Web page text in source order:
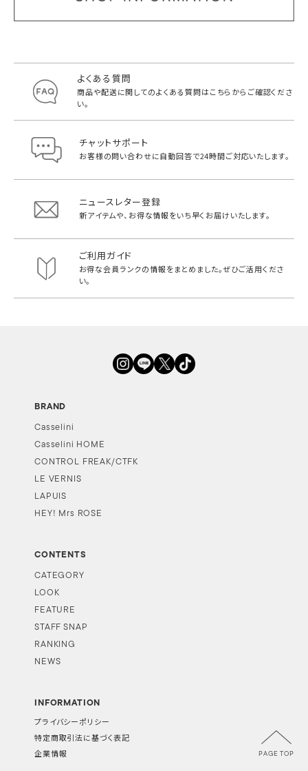
よくある質問
商品や配送に関してのよくある質問はこちらからご確認くださ
い。
チャットサポート
お客様の問い合わせに自動回答で24時間ご対応いたします。
ニュースレター登録
新アイテムや、お得な情報をいち早く お届けいたします。
ご利用ガイド
お得な会員ランクの情報をまとめました。ぜひご活用くださ
い。
BRAND
Casselini
Casselini HOME
CONTROL FREAK/CTFK
LE VERNIS
LAPUIS
HEY! Mrs ROSE
CONTENTS
CATEGORY
LOOK
FEATURE
STAFF SNAP
RANKING
NEWS
INFORMATION
プライバシーポリシー
特定商取引法に基づく表記
企業情報 PAGE TOP